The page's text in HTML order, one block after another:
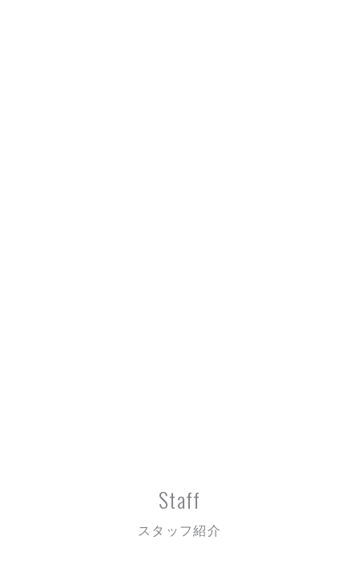
Staff
スタッフ紹介